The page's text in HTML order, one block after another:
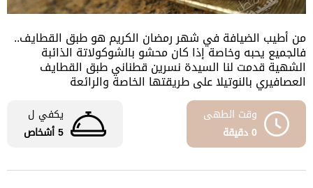
من أطيب الضيافة في شهر رمضان الكريم هو طبق القطايف..
فالجميع يحبه وخاصة إذا كان محشو بالشوكولاتة الذائبة
الشهية قدمت لنا السيدة نسرين قطناني طبق القطايف
العصافيري بالنوتيلا على طريقتها الخاصة والرائعة
وقت الطهى
0 دقيقة
يكفي ل
5 أشخاص